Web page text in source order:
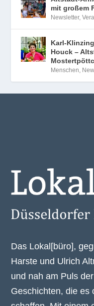
mit großem
Newsletter,
Karl-
Houck –
Menschen,
Das Lokal[büro],
Harste und Ulrich
und nah am Puls
Geschichten, die es